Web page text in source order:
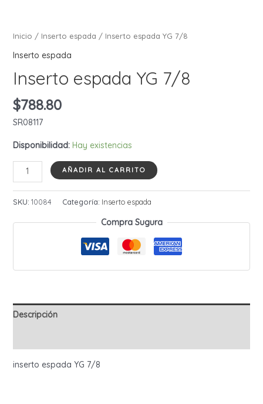
Inicio / Inserto espada / Inserto espada YG 7/8
Inserto espada
Inserto espada YG 7/8
$788.80
SR08117
Disponibilidad: Hay existencias
Inserto
espada
YG
cantidad
AÑADIR AL CARRITO
SKU: 10084 Categoría: Inserto espada
Compra Sugura
Descripción
inserto espada YG 7/8